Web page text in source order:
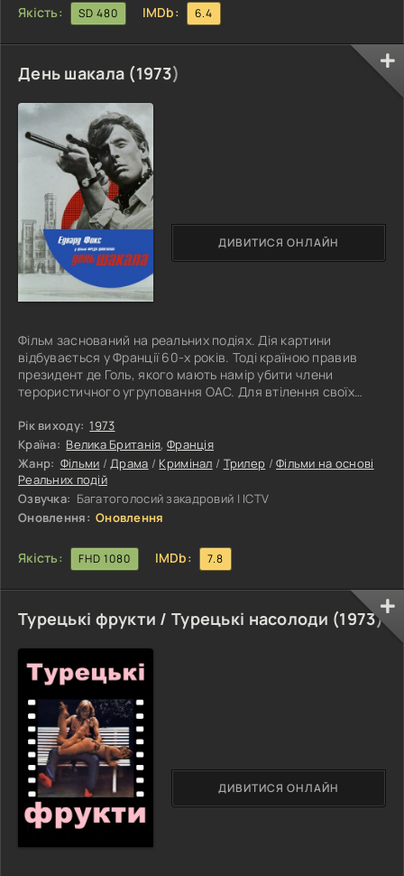
Якість: SD 480 IMDb: 6.4
День шакала (1973)
Фільм заснований на реальних подіях. Дія картини
відбувається у Франції 60-х років. Тоді країною правив
президент де Голь, якого мають намір убити члени
терористичного угруповання ОАС. Для втілення своїх
найманого вбивцю Шакала, якому належить самотужки
скоїти вбивство впливової людини. Протягом усієї
картини глядач зможе спостерігати за діями найманця, як
він готується до замаху, спритно уникає виявлення і
вживається в незвичні професії, щоб
Рік виходу: 1973
Країна: Велика Британія,Франція
Жанр: Фільми /Драма / Кримінал / Трилер /Фільми на основі
Реальних подій
Озвучка: Багатоголосий закадровий | ICTV
Оновлення: Оновлення
Якість: FHD 1080 IMDb: 7.8
ДИВИТИСЯ ОНЛАЙН
Турецькі фрукти / Турецькі насолоди (1973)
ДИВИТИСЯ ОНЛАЙН